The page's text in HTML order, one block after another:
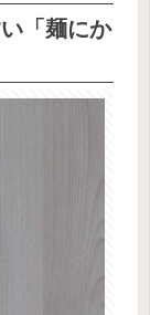
「麺にか